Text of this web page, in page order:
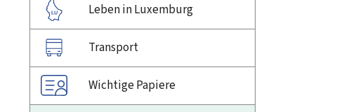
Leben in Luxemburg
Transport
Wichtige Papiere